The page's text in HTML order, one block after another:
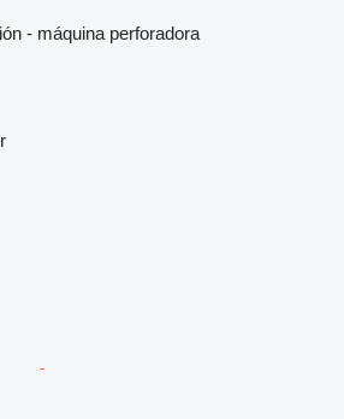
- máquina perforadora